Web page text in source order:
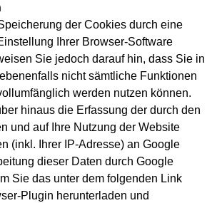
der Cookies durch eine
Ihrer Browser-Software
Sie jedoch darauf hin, dass Sie in
nicht sämtliche Funktionen
werden nutzen können.
hinaus die Erfassung der durch den
und auf Ihre Nutzung der Website
(inkl. Ihrer IP-Adresse) an Google
dieser Daten durch Google
Sie das unter dem folgenden Link
Plugin herunterladen und